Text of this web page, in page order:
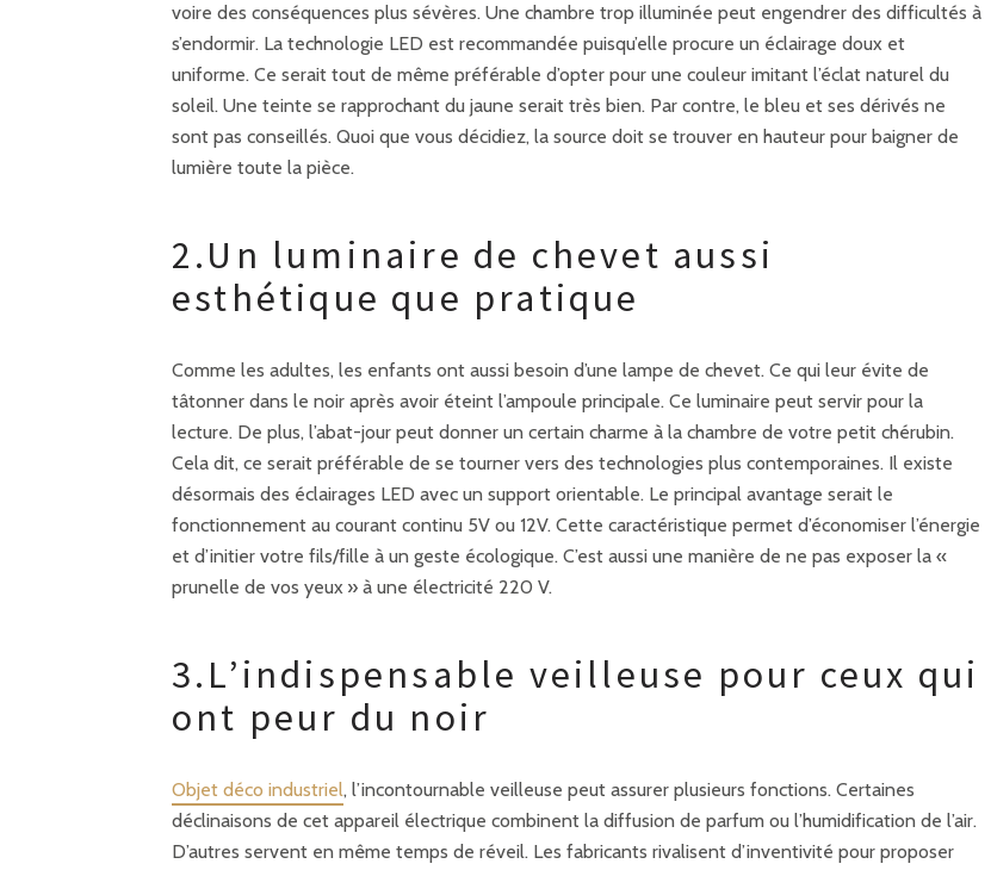
voire des conséquences plus sévères. Une chambre trop illuminée peut engendrer des difficultés à
s’endormir. La technologie LED est recommandée puisqu’elle procure un éclairage doux et
uniforme. Ce serait tout de même préférable d’opter pour une couleur imitant l’éclat naturel du
soleil. Une teinte se rapprochant du jaune serait très bien. Par contre, le bleu et ses dérivés ne
sont pas conseillés. Quoi que vous décidiez, la source doit se trouver en hauteur pour baigner de
lumière toute la pièce.
2.Un luminaire de chevet aussi
esthétique que pratique
Comme les adultes, les enfants ont aussi besoin d’une lampe de chevet. Ce qui leur évite de
tâtonner dans le noir après avoir éteint l’ampoule principale. Ce luminaire peut servir pour la
lecture. De plus, l’abat-jour peut donner un certain charme à la chambre de votre petit chérubin.
Cela dit, ce serait préférable de se tourner vers des technologies plus contemporaines. Il existe
désormais des éclairages LED avec un support orientable. Le principal avantage serait le
fonctionnement au courant continu 5V ou 12V. Cette caractéristique permet d’économiser l’énergie
et d’initier votre fils/fille à un geste écologique. C’est aussi une manière de ne pas exposer la «
prunelle de vos yeux » à une électricité 220 V.
3.L’indispensable veilleuse pour ceux qui
ont peur du noir
Objet déco industriel, l’incontournable veilleuse peut assurer plusieurs fonctions. Certaines
déclinaisons de cet appareil électrique combinent la diffusion de parfum ou l’humidification de l’air.
D’autres servent en même temps de réveil. Les fabricants rivalisent d’inventivité pour proposer